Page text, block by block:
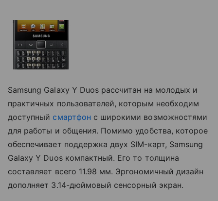
Samsung Galaxy Y Duos рассчитан на молодых и
практичных пользователей, которым необходим
доступный смартфон с широкими возможностями
для работы и общения. Помимо удобства, которое
обеспечивает поддержка двух SIM-карт, Samsung
Galaxy Y Duos компактный. Его то толщина
составляет всего 11.98 мм. Эргономичный дизайн
дополняет 3.14-дюймовый сенсорный экран.